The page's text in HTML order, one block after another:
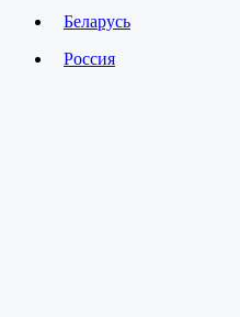
Беларусь
Россия